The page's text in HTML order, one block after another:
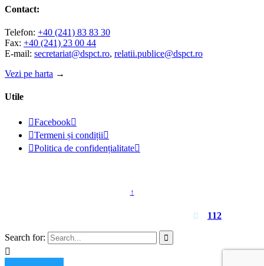
Contact:
Telefon: +40 (241) 83 83 30
Fax: +40 (241) 23 00 44
E-mail: secretariat@dspct.ro, relatii.publice@dspct.ro
Vezi pe harta →
Utile
Facebook
Termeni și condiții
Politica de confidențialitate
↑
 112
Search for: 
